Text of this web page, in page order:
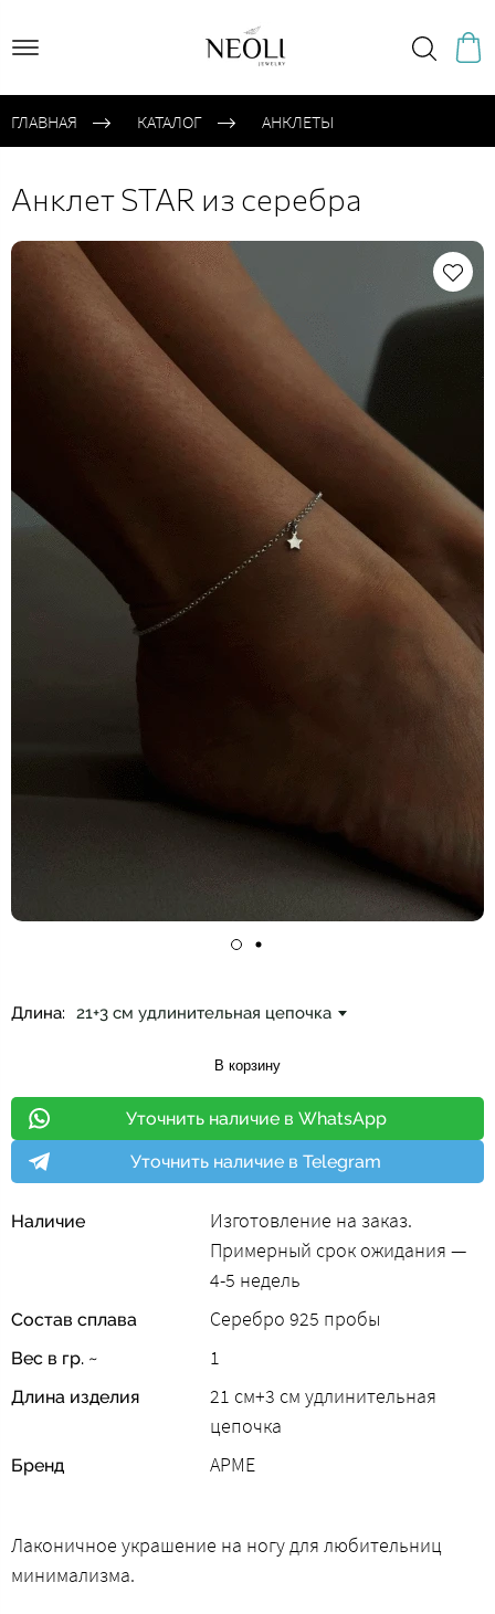
ГЛАВНАЯ КАТАЛОГ АНКЛЕТЫ
Анклет STAR из серебра
Длина: 21+3 см удлинительная цепочка
В корзину
Уточнить наличие в WhatsApp
Уточнить наличие в Telegram
Наличие
Изготовление на заказ.
Примерный срок ожидания —
4-5 недель
Состав сплава Серебро 925 пробы
Вес в гр. ~ 1
Длина изделия
21 см+3 см удлинительная
цепочка
Бренд АРМЕ
Лаконичное украшение на ногу для любительниц
минимализма.